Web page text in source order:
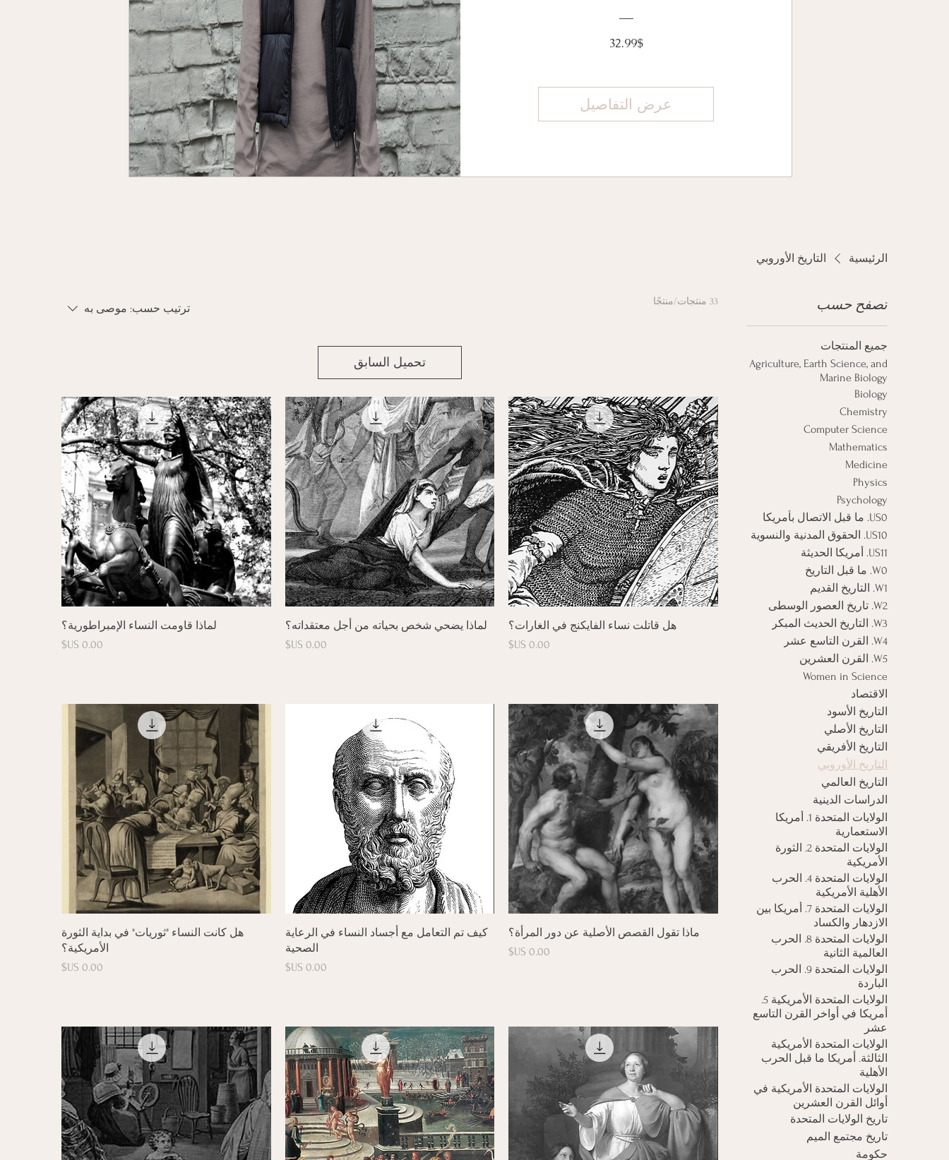
32.99$السعر
عرض التفاصيل
الرئيسية التاريخ الأوروبي
تصفح حسب
جميع المنتجات
Agriculture, Earth Science, and
Marine Biology
Biology
Chemistry
Computer Science
Mathematics
Medicine
Physics
Psychology
US0. ما قبل الاتصال بأمريكا
US10. الحقوق المدنية والنسوية
US11. أمريكا الحديثة
W0. ما قبل التاريخ
W1. التاريخ القديم
W2. تاريخ العصور الوسطى
W3. التاريخ الحديث المبكر
W4. القرن التاسع عشر
W5. القرن العشرين
Women in Science
الاقتصاد
التاريخ الأسود
التاريخ الأصلي
التاريخ الأفريقي
التاريخ الأوروبي
التاريخ العالمي
الدراسات الدينية
الولايات المتحدة 1. أمريكا
الاستعمارية
الولايات المتحدة 2. الثورة
الأمريكية
الولايات المتحدة 4. الحرب
الأهلية الأمريكية
الولايات المتحدة 7. أمريكا بين
الازدهار والكساد
الولايات المتحدة 8. الحرب
العالمية الثانية
الولايات المتحدة 9. الحرب
الباردة
الولايات المتحدة الأمريكية 5.
أمريكا في أواخر القرن التاسع
عشر
الولايات المتحدة الأمريكية
الثالثة. أمريكا ما قبل الحرب
الأهلية
الولايات المتحدة الأمريكية في
أوائل القرن العشرين
تاريخ الولايات المتحدة
تاريخ مجتمع الميم
حكومة
33 منتجات/منتجًا
ترتيب حسب: موصى به
تحميل السابق
العرض السريع
هل قاتلت نساء الفايكنج في الغارات؟
السعر
العرض السريع
لماذا يضحي شخص بحياته من أجل معتقداته؟
السعر
العرض السريع
لماذا قاومت النساء الإمبراطورية؟
السعر
العرض السريع
ماذا تقول القصص الأصلية عن دور المرأة؟
السعر
العرض السريع
كيف تم التعامل مع أجساد النساء في الرعاية
الصحية
السعر
العرض السريع
هل كانت النساء "ثوريات" في بداية الثورة
الأمريكية؟
السعر